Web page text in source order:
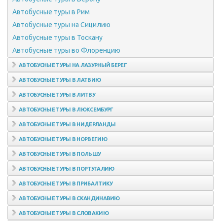
Автобусные туры в Рим
Автобусные туры на Сицилию
Автобусные туры в Тоскану
Автобусные туры во Флоренцию
АВТОБУСНЫЕ ТУРЫ НА ЛАЗУРНЫЙ БЕРЕГ
АВТОБУСНЫЕ ТУРЫ В ЛАТВИЮ
Автобусные туры в Ригу
Автобусные туры в Сигулду
Автобусные туры в Юрмалу
Автобусные туры в Цесис
АВТОБУСНЫЕ ТУРЫ В ЛИТВУ
Автобусные туры в Вильнюс
Автобусные туры в Каунас
Автобусные туры в Тракай
Автобусные туры в Клайпеду
АВТОБУСНЫЕ ТУРЫ В ЛЮКСЕМБУРГ
АВТОБУСНЫЕ ТУРЫ В НИДЕРЛАНДЫ
АВТОБУСНЫЕ ТУРЫ В НОРВЕГИЮ
Автобусные туры в Осло
Автобусные туры на Фиорды Норвегии
Автобусные туры в Флом
Автобусные туры в Берген
Автобусные туры в Драммен
АВТОБУСНЫЕ ТУРЫ В ПОЛЬШУ
Автобусные туры в Варшаву
Автобусные туры в Краков
АВТОБУСНЫЕ ТУРЫ В ПОРТУГАЛИЮ
Автобусные туры в Лиссабон
Автобусные туры в Синтру
АВТОБУСНЫЕ ТУРЫ В ПРИБАЛТИКУ
АВТОБУСНЫЕ ТУРЫ В СКАНДИНАВИЮ
АВТОБУСНЫЕ ТУРЫ В СЛОВАКИЮ